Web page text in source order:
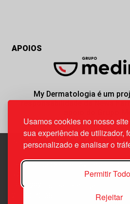
Usamos cookies no nosso
sua experiência de utilizador,
personalizado e analisar o
Permitir
Rejeitar
APOIOS
My Dermatologia é um
responsabilidade da News
Edif. Lisboa Oriente | Av. Infante D.
1800-282 Lisboa | Portugal